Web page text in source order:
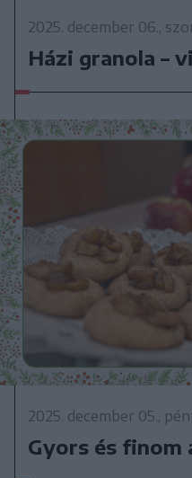
2025. december 06.,
Házi granola –
2025. december 05.,
Gyors és finom